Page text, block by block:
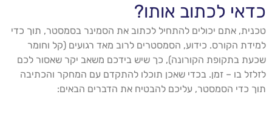
כדאי לכתוב אותו?
טכנית, אתם יכולים להתחיל לכתוב את הסמינר בסמסטר, תוך כדי
למידת הקורס. כידוע, הסמסטרים לרוב מאד רגועים (קל וחומר
שכעת בתקופת הקורונה), כך שיש בידכם משאב יקר שאסור לכם
לזלזל בו – זמן. בכדי שאכן תוכלו להתקדם עם המחקר והכתיבה
תוך כדי הסמסטר, עליכם להבטיח את הדברים הבאים: